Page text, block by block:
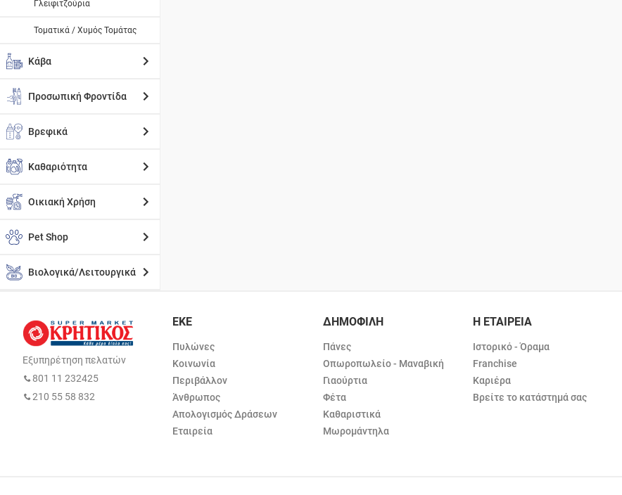
Γλειφιτζούρια
Τοματικά / Χυμός Τομάτας
Κάβα
Προσωπική Φροντίδα
Βρεφικά
Καθαριότητα
Οικιακή Χρήση
Pet Shop
Βιολογικά/Λειτουργικά
Εξυπηρέτηση πελατών
801 11 232425
210 55 58 832
ΕΚΕ
Πυλώνες
Κοινωνία
Περιβάλλον
Άνθρωπος
Απολογισμός Δράσεων
Εταιρεία
ΔΗΜΟΦΙΛΗ
Πάνες
Οπωροπωλείο - Μαναβική
Γιαούρτια
Φέτα
Καθαριστικά
Μωρομάντηλα
Η ΕΤΑΙΡΕΙΑ
Ιστορικό - Όραμα
Franchise
Καριέρα
Βρείτε το κατάστημά σας